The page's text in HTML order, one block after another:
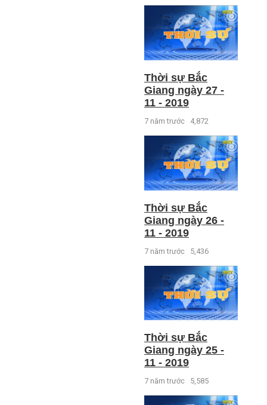
Thời sự Bắc
Giang ngày 27 -
11 - 2019
7 năm trước 4,872
Thời sự Bắc
Giang ngày 26 -
11 - 2019
7 năm trước 5,436
Thời sự Bắc
Giang ngày 25 -
11 - 2019
7 năm trước 5,585